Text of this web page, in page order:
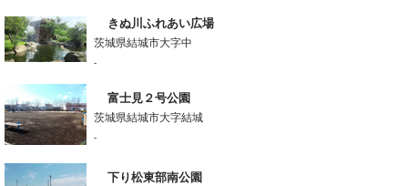
きぬ川ふれあい広場
茨城県結城市大字中
-
富士見２号公園
茨城県結城市大字結城
-
下り松東部南公園